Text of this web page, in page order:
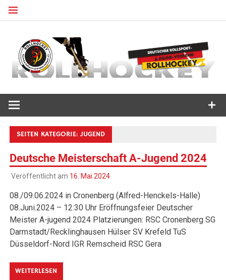
Zum
SEITEN KATEGORIE:JUGEND
Deutsche Meisterschaft A-Jugend 2024
Veröffentlicht am 16. Mai 2024
08./09.06.2024 in Cronenberg (Alfred-Henckels-Halle)
08.Juni.2024 – 12:30 Uhr Eröffnungsfeier Deutscher
Meister A-jugend 2024 Platzierungen: RSC Cronenberg SG
Darmstadt/Recklinghausen Hülser SV Krefeld TuS
Düsseldorf-Nord IGR Remscheid RSC Gera
WEITERLESEN